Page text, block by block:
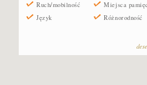
Ruch/mobilność
Język
Miejsca
Różnorodność